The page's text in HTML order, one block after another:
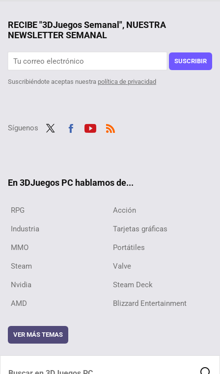
Querían superar Halo 3 de la forma más difícil posible, y lo consiguieron logrando además un récord que se antoja imposible hasta para los más hábiles
RECIBE "3DJuegos Semanal", NUESTRA
NEWSLETTER SEMANAL
SUSCRIBIR
Suscribiéndote aceptas nuestra política de privacidad
Síguenos
En 3DJuegos PC hablamos de...
RPG Acción
Industria Tarjetas gráficas
MMO Portátiles
Steam Valve
Nvidia Steam Deck
AMD Blizzard Entertainment
VER MÁS TEMAS